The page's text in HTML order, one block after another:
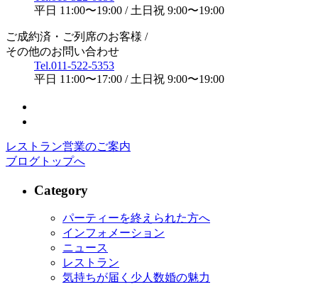
平日 11:00〜19:00 / 土日祝 9:00〜19:00
ご成約済・ご列席のお客様 /
その他のお問い合わせ
Tel.011-522-5353
平日 11:00〜17:00 / 土日祝 9:00〜19:00
レストラン営業のご案内
ブログトップへ
Category
パーティーを終えられた方へ
インフォメーション
ニュース
レストラン
気持ちが届く少人数婚の魅力